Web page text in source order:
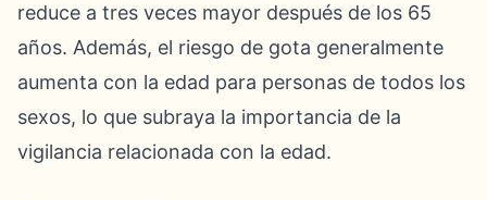
reduce a tres veces mayor después de los 65
años. Además, el riesgo de gota generalmente
aumenta con la edad para personas de todos los
sexos, lo que subraya la importancia de la
vigilancia relacionada con la edad.